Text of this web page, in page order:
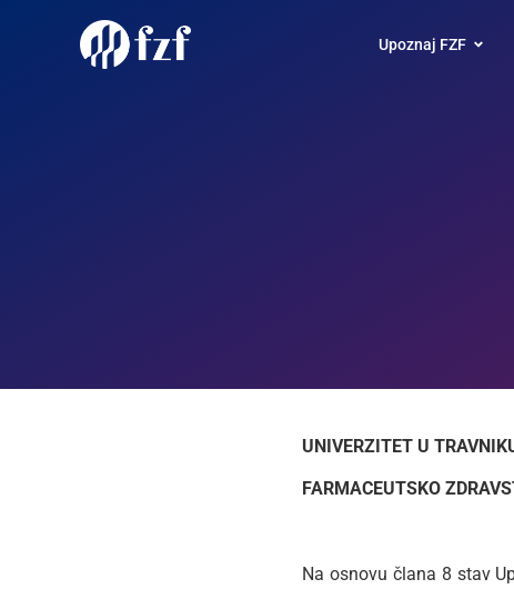
Upoznaj FZF
UNIVERZITET U
FARMACEUTSKO
Na osnovu člana 8 stav